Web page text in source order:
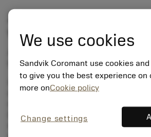
Zalecenia dotyczące
wierceniu nieobrotowym
bicie narzędzia lub TIR (Total
Uwaga:
Wiertło z wymiennymi
centralny, widoczny na dnie otworu
(0,002-0,006 cala), w przeciwnym
spowodować pęknięcia krawędzi,
We use cookies
Sandvik Coromant use cookies
to give you the best experience on
more onCookie policy
Change settings